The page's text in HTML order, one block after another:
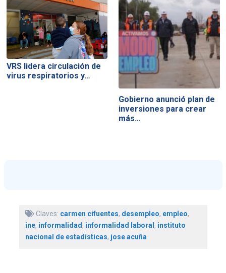
VRS lidera circulación de
virus respiratorios y…
Gobierno anunció plan de
inversiones para crear
más…
Claves: carmen cifuentes, desempleo, empleo,
ine, informalidad , informalidad laboral , instituto
nacional de estadísticas, jose acuña